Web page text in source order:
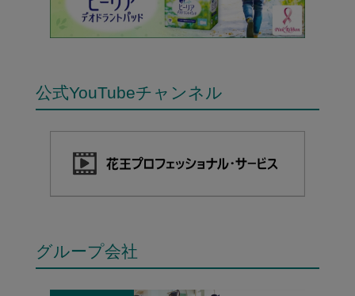
公式YouTubeチャンネル
グループ会社